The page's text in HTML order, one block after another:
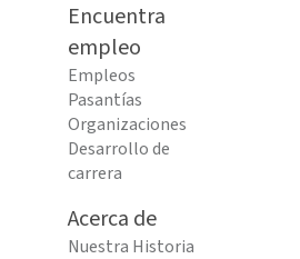
Encuentra
empleo
Empleos
Pasantías
Organizaciones
Desarrollo de
carrera
Acerca de
Nuestra Historia